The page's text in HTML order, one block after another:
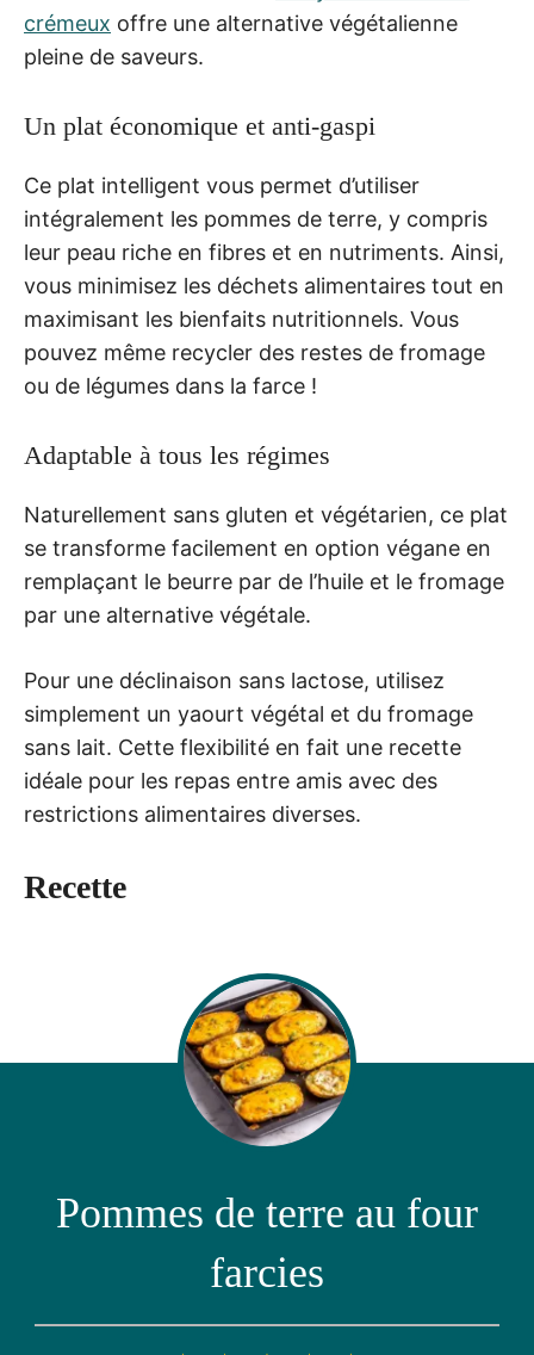
crémeux offre une alternative végétalienne
pleine de saveurs.
Un plat économique et anti-gaspi
Ce plat intelligent vous permet d’utiliser
intégralement les pommes de terre, y compris
leur peau riche en fibres et en nutriments. Ainsi,
vous minimisez les déchets alimentaires tout en
maximisant les bienfaits nutritionnels. Vous
pouvez même recycler des restes de fromage
ou de légumes dans la farce !
Adaptable à tous les régimes
Naturellement sans gluten et végétarien, ce plat
se transforme facilement en option végane en
remplaçant le beurre par de l’huile et le fromage
par une alternative végétale.
Pour une déclinaison sans lactose, utilisez
simplement un yaourt végétal et du fromage
sans lait. Cette flexibilité en fait une recette
idéale pour les repas entre amis avec des
restrictions alimentaires diverses.
Recette
Pommes de terre au four
farcies